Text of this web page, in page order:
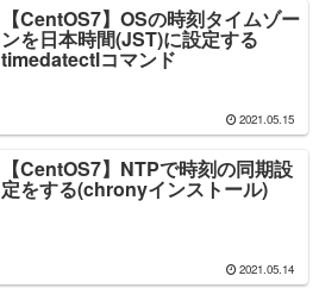
【CentOS7】OSの時刻タイムゾー
ンを日本時間(JST)に設定する
timedatectlコマンド
2021.05.15
【CentOS7】NTPで時刻の同期設
定をする(chronyインストール)
2021.05.14